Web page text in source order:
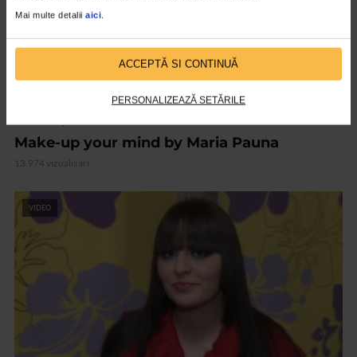
Mai multe detalii aici
ACCEPTĂ SI CONTINUĂ
PERSONALIZEAZĂ SETĂRILE
Make-up your mind by Maria Pauna
13.974 vizualizari
VIDEO